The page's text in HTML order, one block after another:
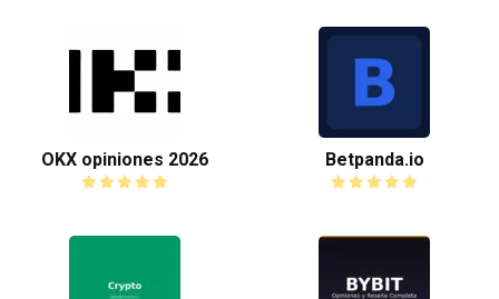
OKX opiniones 2026 Betpanda.io